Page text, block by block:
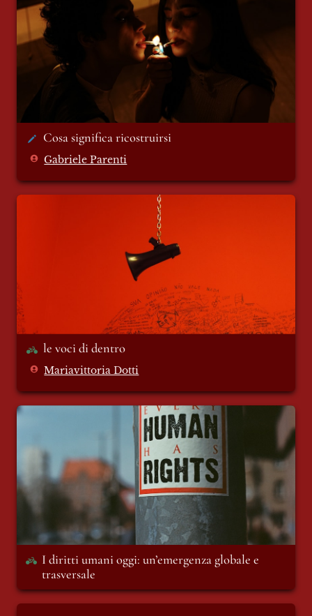
Cosa significa ricostruirsi
Gabriele Parenti
le voci di dentro
le voci di dentro
Mariavittoria Dotti
I diritti umani oggi: un’emergenza globale
I diritti umani oggi: un’emergenza globale e
trasversale